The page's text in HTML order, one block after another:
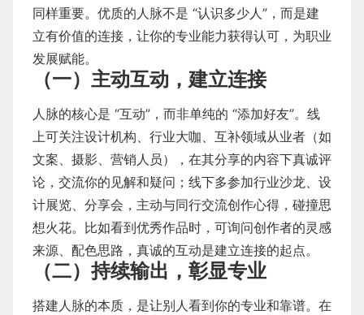
同样重要。优质的人脉不是 “认识多少人”，而是建
立有价值的连接，让你的专业能力获得认可，为职业
发展赋能。
（一）主动互动，建立连接
人脉的核心是 “互动”，而非单纯的 “添加好友”。线
上可关注设计机构、行业大咖、互补领域从业者（如
文案、摄影、营销人员），在其分享的内容下真诚评
论，交流你的见解和疑问；线下多参加行业沙龙、设
计展览、分享会，主动与同行交流创作心得，碰撞思
想火花。比如看到优秀作品时，可询问创作者的灵感
来源、配色思路，真诚的互动是建立连接的起点。
（二）持续输出，彰显专业
搭建人脉的本质，是让别人看到你的专业和靠谱。在